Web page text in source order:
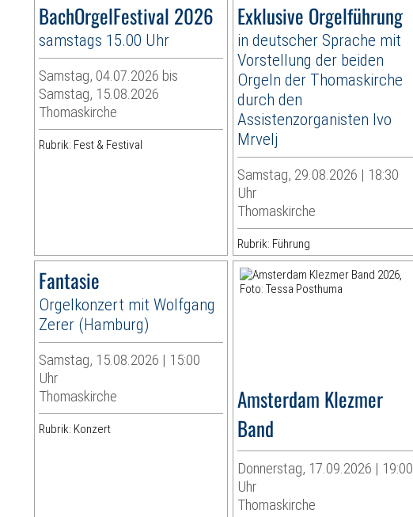
BachOrgelFestival 2026
samstags 15.00 Uhr
Samstag, 04.07.2026 bis
Samstag, 15.08.2026
Thomaskirche
Rubrik: Fest & Festival
Exklusive Orgelführung
in deutscher Sprache mit
Vorstellung der beiden
Orgeln der Thomaskirche
durch den
Assistenzorganisten Ivo
Mrvelj
Samstag, 29.08.2026 | 18:30
Uhr
Thomaskirche
Rubrik: Führung
Fantasie
Orgelkonzert mit Wolfgang
Zerer (Hamburg)
Samstag, 15.08.2026 | 15:00
Uhr
Thomaskirche
Rubrik: Konzert
Amsterdam Klezmer
Band
Donnerstag, 17.09.2026 | 19:00
Uhr
Thomaskirche